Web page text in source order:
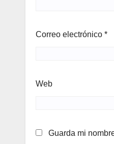
Correo electrónico *
Web
Guarda mi